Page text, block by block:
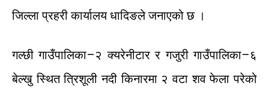
जिल्ला प्रहरीकार्यालय धादिङले जनाएको छ ।
गल्छी गाउँपालिका–२ क्यरेनीटार र गजुरी गाउँपालिका–६
बेल्खु स्थित त्रिशूली नदी किनारमा २ वटाशव फेला परेको